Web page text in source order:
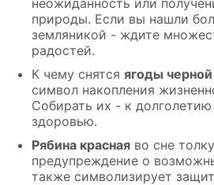
природы. Если вы нашли
земляникой - ждите
радостей.
К чему снятся ягоды
символ накопления
Собирать их - к
здоровью.
Рябина красная во сне
предупреждение о
также символизирует